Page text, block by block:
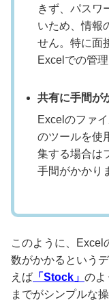
きず、パスワ
いため、情報
せん。特に面
Excelでの管
共有に手間が
Excelのファ
のツールを使
集する場合は
手間がかかり
このように、Excel
数がかかるという
えば 「Stock」 のよ
までがシンプルな